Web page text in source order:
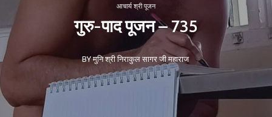
आचार्य श्री पूजन
गुरु-पाद पूजन – 735
BY मुनि श्री निराकुल सागर जी महाराज